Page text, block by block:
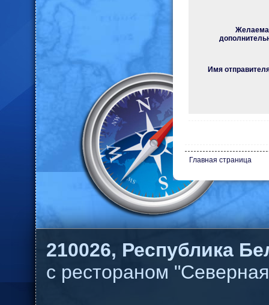
Имя
Главная страница
210026, Республика
с рестораном